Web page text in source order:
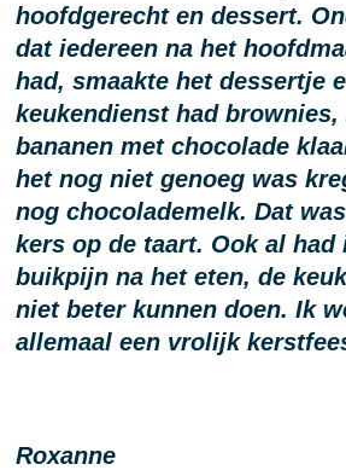
hoofdgerecht en dessert.
dat iedereen na het
had, smaakte het dessertje
keukendienst had
bananen met chocolade
het nog niet genoeg was
nog chocolademelk. Dat
kers op de taart. Ook al had
buikpijn na het eten, de
niet beter kunnen doen. Ik
allemaal een vrolijk
Roxanne